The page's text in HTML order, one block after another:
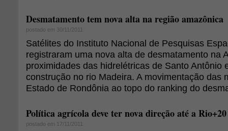
Desmatamento tem nova alta na região amazônica
postado em 30/11/2011
Satélites do Instituto Nacional de Pesquisas
registraram uma nova alta de desmatamento na
proximidades das hidrelétricas de Santo Antônio
construção no rio Madeira. A movimentação das
Estado de Rondônia ao topo do ranking do
Política agrícola deve ter nova direção até a Rio+20
postado em 17/11/2011